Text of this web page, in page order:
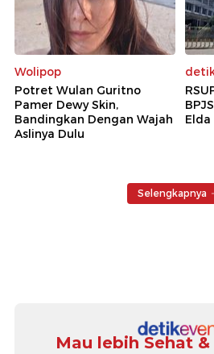
Wolipop
Potret Wulan Guritno
Pamer Dewy Skin,
Bandingkan Dengan Wajah
Aslinya Dulu
Selengkapnya
Mau lebih Sehat